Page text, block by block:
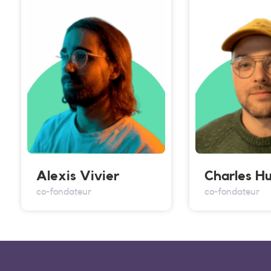
Alexis Vivier
co-fondateur
Charles
co-fondateur